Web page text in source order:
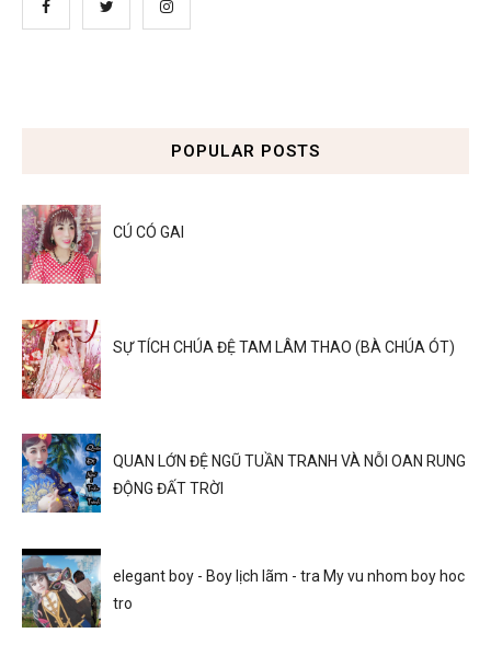
POPULAR POSTS
CÚ CÓ GAI
SỰ TÍCH CHÚA ĐỆ TAM LÂM THAO (BÀ CHÚA ÓT)
QUAN LỚN ĐỆ NGŨ TUẦN TRANH VÀ NỖI OAN RUNG
ĐỘNG ĐẤT TRỜI
elegant boy - Boy lịch lãm - tra My vu nhom boy hoc
tro